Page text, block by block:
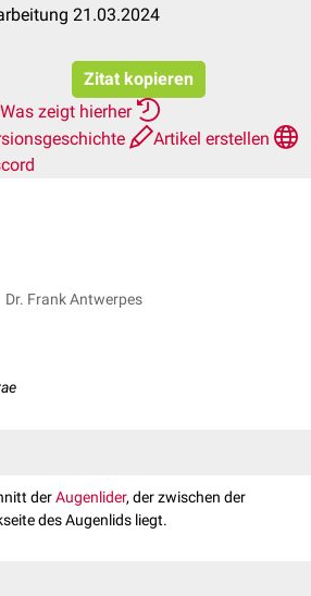
21.03.2024
Zitat kopieren
Was zeigt hierher
Artikel erstellen
Dr. Frank Antwerpes
derAugenlider, der zwischen der
des Augenlids liegt.